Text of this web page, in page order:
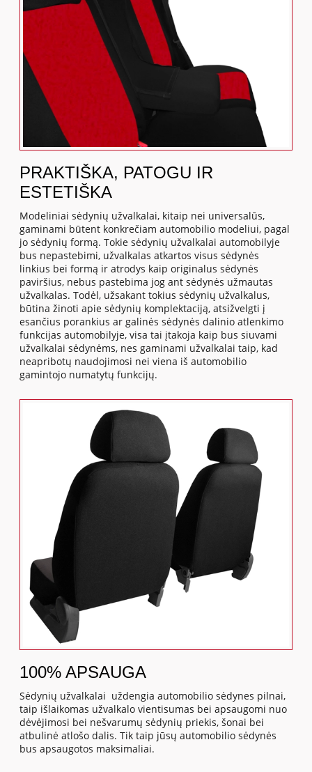
PRAKTIŠKA, PATOGU IR
ESTETIŠKA
Modeliniai sėdynių užvalkalai, kitaip nei universalūs,
gaminami būtent konkrečiam automobilio modeliui, pagal
jo sėdynių formą. Tokie sėdynių užvalkalai automobilyje
bus nepastebimi, užvalkalas atkartos visus sėdynės
linkius bei formą ir atrodys kaip originalus sėdynės
paviršius, nebus pastebima jog ant sėdynės užmautas
užvalkalas. Todėl, užsakant tokius sėdynių užvalkalus,
būtina žinoti apie sėdynių komplektaciją, atsižvelgti į
esančius porankius ar galinės sėdynės dalinio atlenkimo
funkcijas automobilyje, visa tai įtakoja kaip bus siuvami
užvalkalai sėdynėms, nes gaminami užvalkalai taip, kad
neapribotų naudojimosi nei viena iš automobilio
gamintojo numatytų funkcijų.
100% APSAUGA
Sėdynių užvalkalai uždengia automobilio sėdynes pilnai,
taip išlaikomas užvalkalo vientisumas bei apsaugomi nuo
dėvėjimosi bei nešvarumų sėdynių priekis, šonai bei
atbulinė atlošo dalis. Tik taip jūsų automobilio sėdynės
bus apsaugotos maksimaliai.